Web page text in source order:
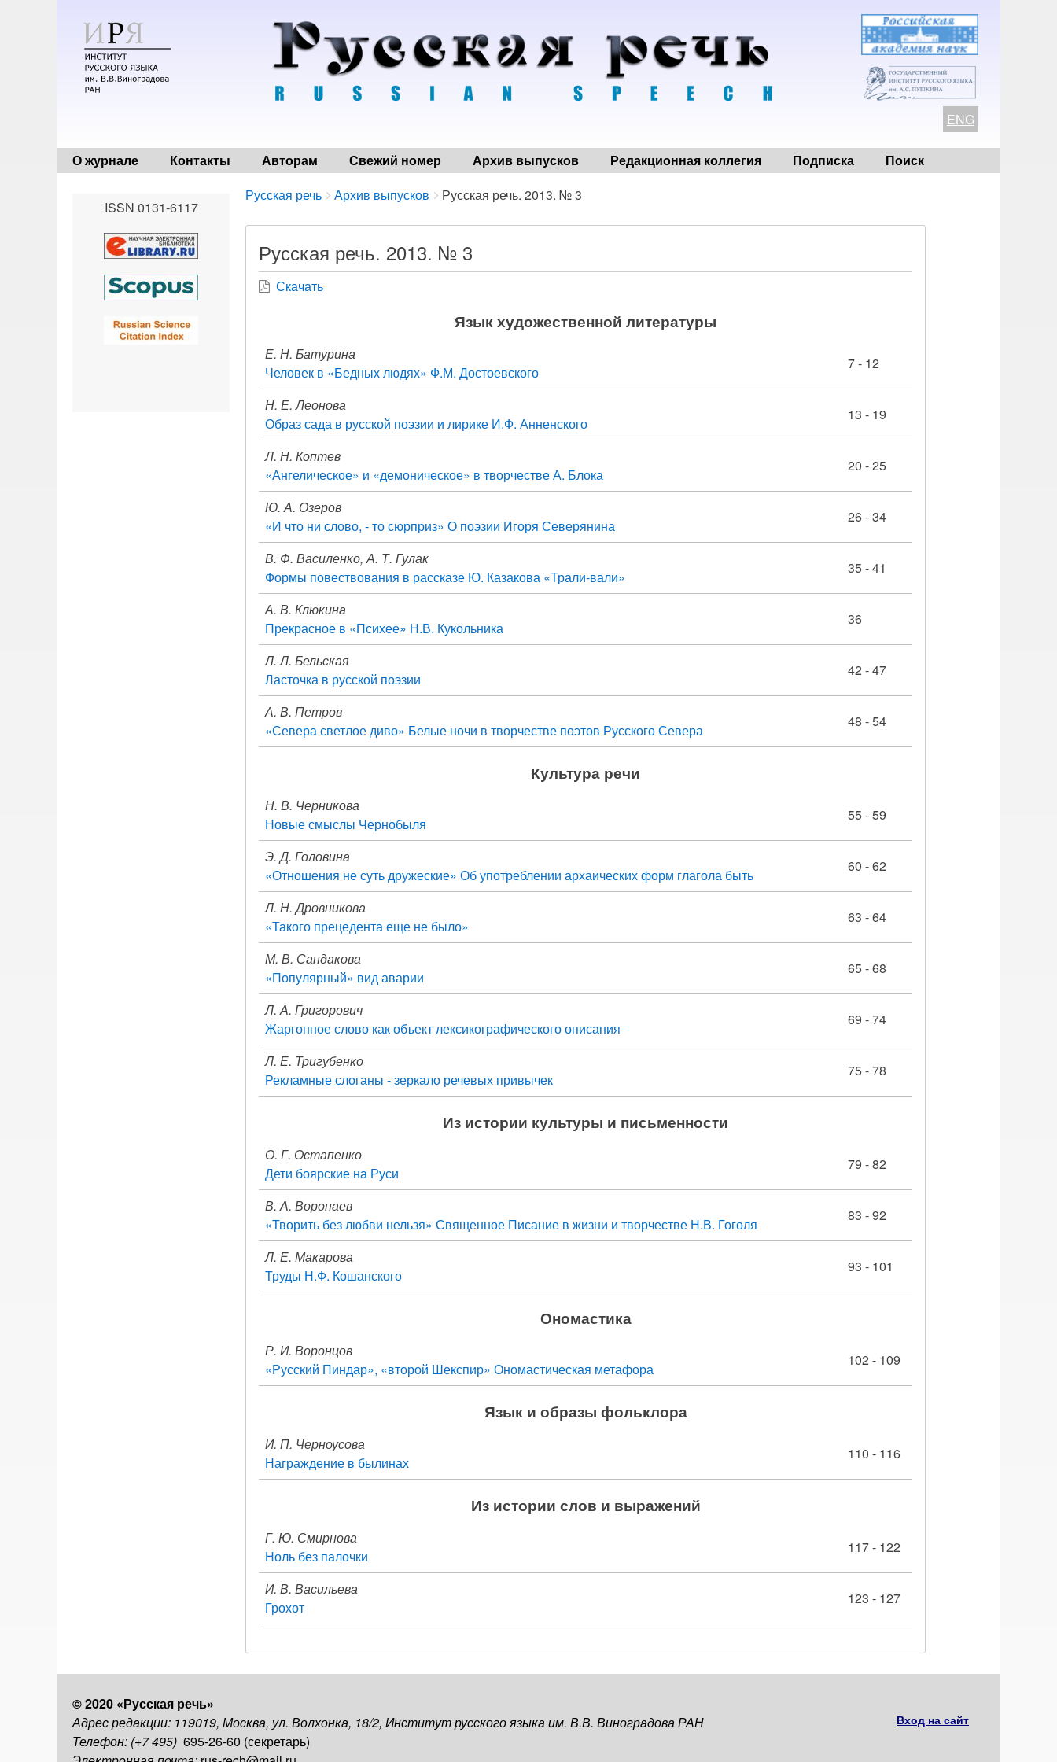
ENG
О журнале Контакты Авторам Свежий номер Архив выпусков Редакционная коллегия Подписка Поиск
Breadcrumbs
You
here:
Русская речь Архив выпусков Русская речь. 2013. № 3
Русская речь. 2013. № 3
Скачать
Язык художественной литературы
Е. Н. Батурина
Человек в «Бедных людях» Ф.М. Достоевского
7 - 12
Н. Е. Леонова
Образ сада в русской поэзии и лирике И.Ф. Анненского
13 - 19
Л. Н. Коптев
«Ангелическое» и «демоническое» в творчестве А. Блока
20 - 25
Ю. А. Озеров
«И что ни слово, - то сюрприз» О поэзии Игоря Северянина
26 - 34
В. Ф. Василенко, А. Т. Гулак
Формы повествования в рассказе Ю. Казакова «Трали-вали»
35 - 41
А. В. Клюкина
Прекрасное в «Психее» Н.В. Кукольника
36
Л. Л. Бельская
Ласточка в русской поэзии
42 - 47
А. В. Петров
«Севера светлое диво» Белые ночи в творчестве поэтов Русского Севера
48 - 54
Культура речи
Н. В. Черникова
Новые смыслы Чернобыля
55 - 59
Э. Д. Головина
«Отношения не суть дружеские» Об употреблении архаических форм глагола быть
60 - 62
Л. Н. Дровникова
«Такого прецедента еще не было»
63 - 64
М. В. Сандакова
«Популярный» вид аварии
65 - 68
Л. А. Григорович
Жаргонное слово как объект лексикографического описания
69 - 74
Л. Е. Тригубенко
Рекламные слоганы - зеркало речевых привычек
75 - 78
Из истории культуры и письменности
О. Г. Остапенко
Дети боярские на Руси
79 - 82
В. А. Воропаев
«Творить без любви нельзя» Священное Писание в жизни и творчестве Н.В. Гоголя
83 - 92
Л. Е. Макарова
Труды Н.Ф. Кошанского
93 - 101
Ономастика
Р. И. Воронцов
«Русский Пиндар», «второй Шекспир» Ономастическая метафора
102 - 109
Язык и образы фольклора
И. П. Черноусова
Награждение в былинах
110 - 116
Из истории слов и выражений
Г. Ю. Смирнова
Ноль без палочки
117 - 122
И. В. Васильева
Грохот
123 - 127
ISSN 0131-6117
© 2020 «Русская речь»
Адрес редакции: 119019, Москва, ул. Волхонка, 18/2, Институт русского языка им. В.В. Виноградова РАН
Телефон: (+7 495) 695-26-60 (секретарь)
Вход на сайт